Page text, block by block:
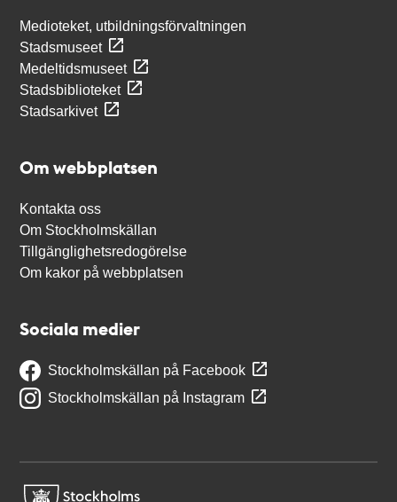
Medioteket, utbildningsförvaltningen
Stadsmuseet
Medeltidsmuseet
Stadsbiblioteket
Stadsarkivet
Om webbplatsen
Kontakta oss
Om Stockholmskällan
Tillgänglighetsredogörelse
Om kakor på webbplatsen
Sociala medier
Stockholmskällan på Facebook
Stockholmskällan på Instagram